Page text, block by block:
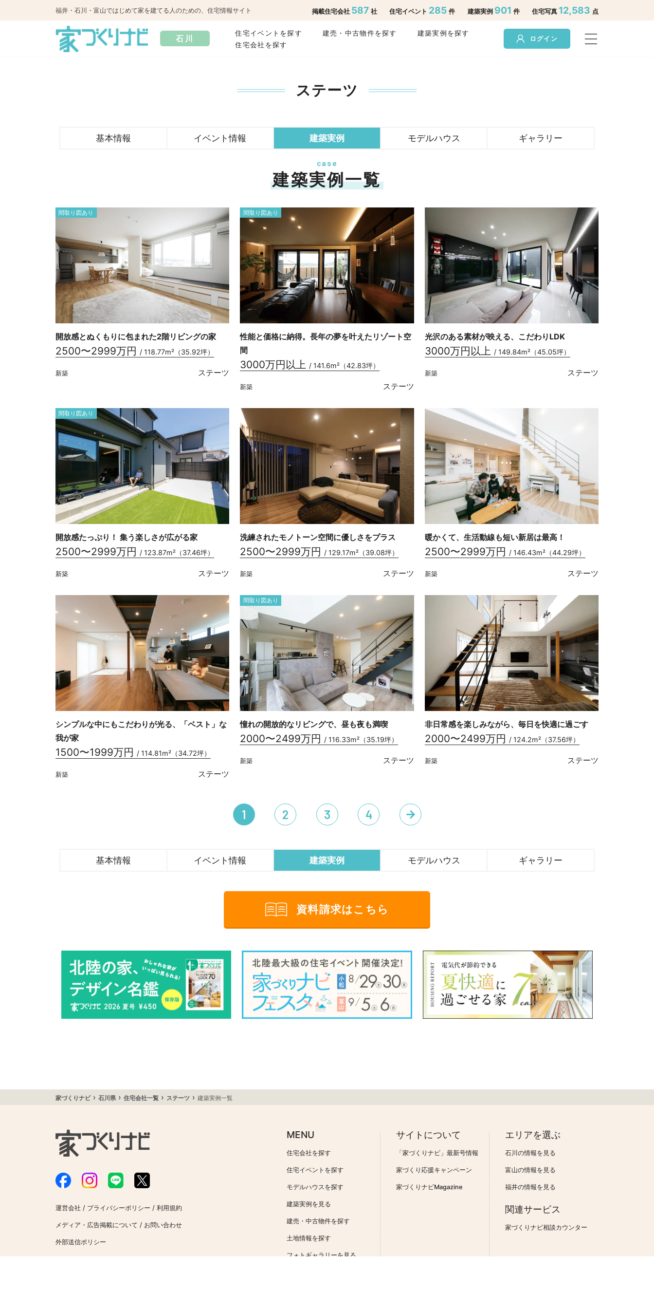
福井・石川・富山ではじめて家を建てる人のための、住宅情報サイト 掲載住宅会社 587 社 住宅イベント 285件 建築実例 901 件 住宅写真 12,583 点
石川
住宅イベントを探す 建売・中古物件を探す
建築実例を探す
住宅会社を探す
ログイン
ステーツ
基本情報 イベント情報 建築実例 モデルハウス ギャラリー
case
建築実例一覧
間取り図あり
開放感とぬくもりに包まれた2階リビングの家
2500〜2999万円 / 118.77m²（35.92坪）
新築 ステーツ
間取り図あり
性能と価格に納得。長年の夢を叶えたリゾート空
間
3000万円以上 / 141.6m²（42.83坪）
新築 ステーツ
光沢のある素材が映える、こだわりLDK
3000万円以上 / 149.84m²（45.05坪）
新築 ステーツ
間取り図あり
開放感たっぷり！ 集う楽しさが広がる家
2500〜2999万円 / 123.87m²（37.46坪）
新築 ステーツ
洗練されたモノトーン空間に優しさをプラス
2500〜2999万円 / 129.17m²（39.08坪）
新築 ステーツ
暖かくて、生活動線も短い新居は最高！
2500〜2999万円 / 146.43m²（44.29坪）
新築 ステーツ
シンプルな中にもこだわりが光る、「ベスト」な
我が家
1500〜1999万円 / 114.81m²（34.72坪）
新築 ステーツ
間取り図あり
憧れの開放的なリビングで、昼も夜も満喫
2000〜2499万円/ 116.33m²（35.19坪）
新築 ステーツ
非日常感を楽しみながら、毎日を快適に過ごす
2000〜2499万円 / 124.2m²（37.56坪）
新築 ステーツ
1 2 3 4
基本情報 イベント情報 建築実例 モデルハウス ギャラリー
資料請求はこちら
家づくりナビ› 石川県 › 住宅会社一覧 › ステーツ › 建築実例一覧
運営会社 / プライバシーポリシー / 利用規約
メディア・広告掲載について / お問い合わせ
外部送信ポリシー
MENU
住宅会社を探す
住宅イベントを探す
モデルハウスを探す
建築実例を見る
建売・中古物件を探す
土地情報を探す
フォトギャラリーを見る
サイトについて
「家づくりナビ」最新号情報
家づくり応援キャンペーン
家づくりナビMagazine
エリアを選ぶ
石川の情報を見る
富山の情報を見る
福井の情報を見る
関連サービス
家づくりナビ相談カウンター